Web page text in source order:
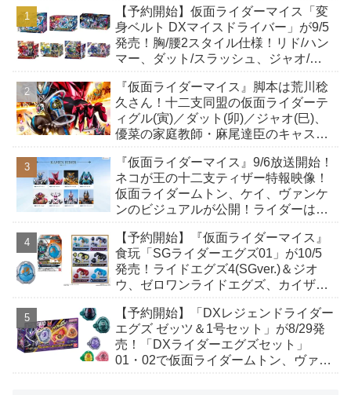
【予約開始】仮面ライダーマイス「変
身ベルト DXマイスドライバー」が9/5
発売！胸/腰2スタイル仕様！リド/ハン
マー、ダット/スラッシュ、ジャオ/バ
も！
『仮面ライダーマイス』脚本は荒川稔
久さん！十二支同盟の仮面ライダーテ
ィグル(寅)／ダット(卯)／ジャオ(巳)、
優菜の家庭教師・麻尾達臣のキャスト
んも変身！
『仮面ライダーマイス』9/6放送開始！
ネコが王の十二支ティザー特報映像！
仮面ライダームトン、ケイ、ヴァンケ
ンのビジュアルが公開！ライダーは子
【予約開始】『仮面ライダーマイス』
食玩「SGライダーエグズ01」が10/5
発売！ライドエグズ4(SGver.)＆ジオ
ウ、ゼロワンライドエグズ、カイザ、
【予約開始】「DXレジェンドライダー
エグズ ゼッツ＆1号セット」が8/29発
売！「DXライダーエグズセット」
01・02で仮面ライダームトン、ヴァン